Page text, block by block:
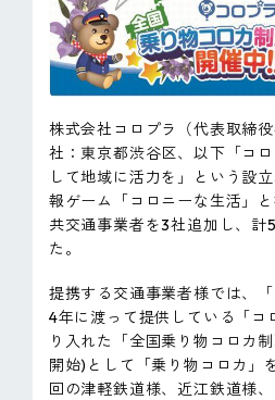
ピンマーク
株式会社コロプラ（代表取締
社：東京都渋谷区、以下「コ
して地域に活力を」という設
報ゲーム「コロニーな生活」
共交通事業者を3社追加し、計
た。
提携する交通事業者様では、
4年に渡って提供している「コ
り入れた「全国乗り物コロカ
開始)として「乗り物コロカ」
回の津軽鉄道様、近江鉄道様